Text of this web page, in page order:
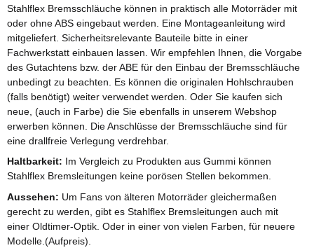
Stahlflex Bremsschläuche können in praktisch alle Motorräder mit
oder ohne ABS eingebaut werden. Eine Montageanleitung wird
mitgeliefert. Sicherheitsrelevante Bauteile bitte in einer
Fachwerkstatt einbauen lassen. Wir empfehlen Ihnen, die Vorgabe
des Gutachtens bzw. der ABE für den Einbau der Bremsschläuche
unbedingt zu beachten. Es können die originalen Hohlschrauben
(falls benötigt) weiter verwendet werden. Oder Sie kaufen sich
neue, (auch in Farbe) die Sie ebenfalls in unserem Webshop
erwerben können. Die Anschlüsse der Bremsschläuche sind für
eine drallfreie Verlegung verdrehbar.
Haltbarkeit: Im Vergleich zu Produkten aus Gummi können
Stahlflex Bremsleitungen keine porösen Stellen bekommen.
Aussehen: Um Fans von älteren Motorräder gleichermaßen
gerecht zu werden, gibt es Stahlflex Bremsleitungen auch mit
einer Oldtimer-Optik. Oder in einer von vielen Farben, für neuere
Modelle.(Aufpreis).